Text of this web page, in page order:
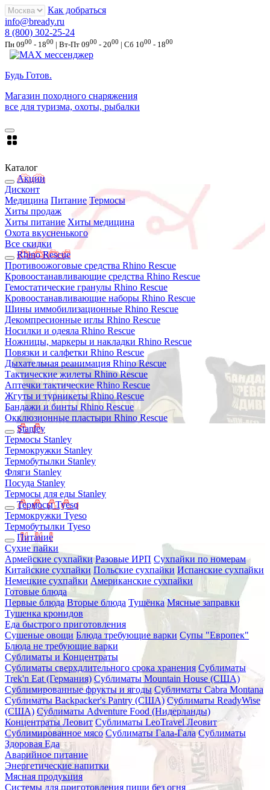
Как добраться
info@bready.ru
8 (800) 302-25-24
Пн 0900 - 1800 | Вт-Пт 0900 - 2000 | Сб 1000 - 1800
Будь Готов.
Магазин походного снаряжения
все для туризма, охоты, рыбалки
Каталог
Акции
Дисконт
Медицина Питание Термосы
Хиты продаж
Хиты питание Хиты медицина
Охота вкусненького
Все скидки
Rhino Rescue
Противоожоговые средства Rhino Rescue
Кровоостанавливающие средства Rhino Rescue
Гемостатические гранулы Rhino Rescue
Кровоостанавливающие наборы Rhino Rescue
Шины иммобилизационные Rhino Rescue
Декомпресионные иглы Rhino Rescue
Носилки и одеяла Rhino Rescue
Ножницы, маркеры и накладки Rhino Rescue
Повязки и салфетки Rhino Rescue
Дыхательная реанимация Rhino Rescue
Тактические жилеты Rhino Rescue
Аптечки тактические Rhino Rescue
Жгуты и турникеты Rhino Rescue
Бандажи и бинты Rhino Rescue
Окклюзионные пластыри Rhino Rescue
Stanley
Термосы Stanley
Термокружки Stanley
Термобутылки Stanley
Фляги Stanley
Посуда Stanley
Термосы для еды Stanley
Термосы Tyeso
Термокружки Tyeso
Термобутылки Tyeso
Питание
Сухие пайки
Армейские сухпайки Разовые ИРП Сухпайки по номерам
Китайские сухпайки Польские сухпайки Испанские сухпайки
Немецкие сухпайки Американские сухпайки
Готовые блюда
Первые блюда Вторые блюда Тушёнка Мясные заправки
Тушенка кронидов
Еда быстрого приготовления
Сушеные овощи Блюда требующие варки Супы "Европек"
Блюда не требующие варки
Сублиматы и Концентраты
Сублиматы сверхдлительного срока хранения Сублиматы
Trek'n Eat (Германия) Сублиматы Mountain House (США)
Сублимированные фрукты и ягоды Сублиматы Cabra Montana
Сублиматы Backpacker's Pantry (США) Сублиматы ReadyWise
(США) Сублиматы Adventure Food (Нидерланды)
Концентраты Леовит Сублиматы LeoTravel Леовит
Сублимированное мясо Сублиматы Гала-Гала Сублиматы
Здоровая Еда
Аварийное питание
Энергетические напитки
Мясная продукция
Системы для приготовления пищи без огня